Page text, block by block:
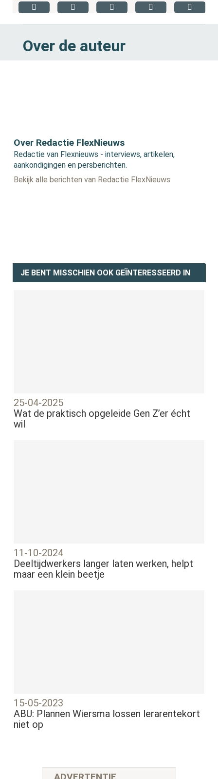
Over de auteur
Over Redactie FlexNieuws
Redactie van Flexnieuws - interviews, artikelen,
aankondigingen en persberichten.
Bekijk alle berichten van Redactie FlexNieuws
JE BENT MISSCHIEN OOK GEÏNTERESSEERD IN
25-04-2025
Wat de praktisch opgeleide Gen Z’er écht
wil
11-10-2024
Deeltijdwerkers langer laten werken, helpt
maar een klein beetje
15-05-2023
ABU: Plannen Wiersma lossen lerarentekort
niet op
ADVERTENTIE